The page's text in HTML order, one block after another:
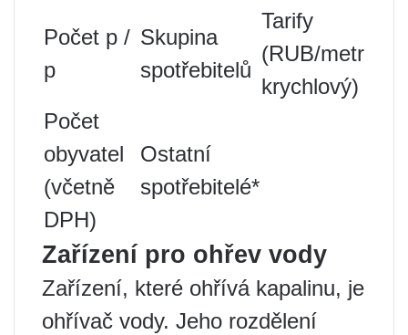
Počet p /
p
Skupina
spotřebitelů
Tarify
(RUB/metr
krychlový)
Počet
obyvatel
(včetně
DPH)
Ostatní
spotřebitelé*
Zařízení pro ohřev vody
Zařízení, které ohřívá kapalinu, je
ohřívač vody. Jeho rozdělení